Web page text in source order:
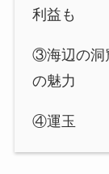
利益も
③海辺の洞
の魅力
④運玉